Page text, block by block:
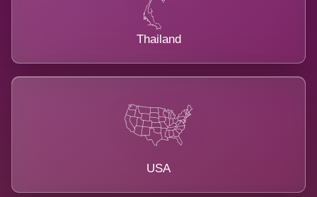
Thailand
USA